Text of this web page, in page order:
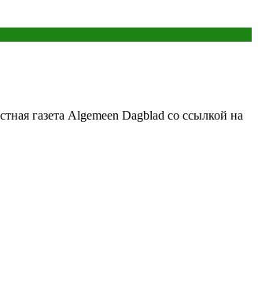
газета Algemeen Dagblad со ссылкой на